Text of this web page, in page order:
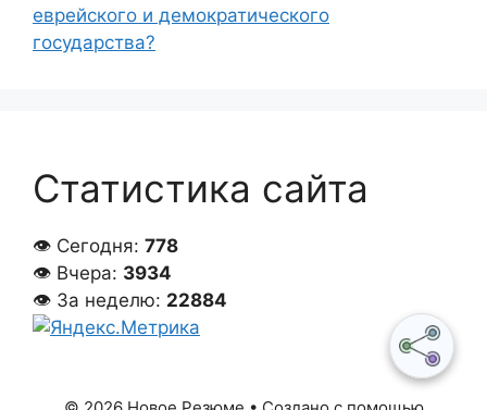
еврейского и демократического
государства?
Статистика сайта
👁 Сегодня: 778
👁 Вчера: 3934
👁 За неделю: 22884